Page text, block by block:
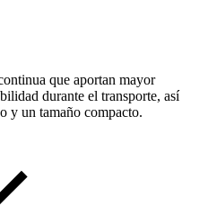
que aportan mayor
durante el transporte, así
y un tamaño compacto.